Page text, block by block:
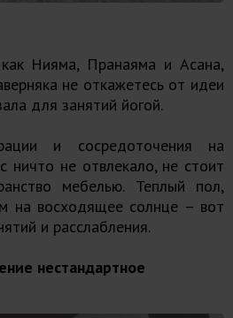
Нияма, Пранаяма и Асана,
не откажетесь от идеи
для занятий йогой.
и сосредоточения на
ничто не отвлекало, не стоит
мебелью. Теплый пол,
на восходящее солнце – вот
и расслабления.
нестандартное